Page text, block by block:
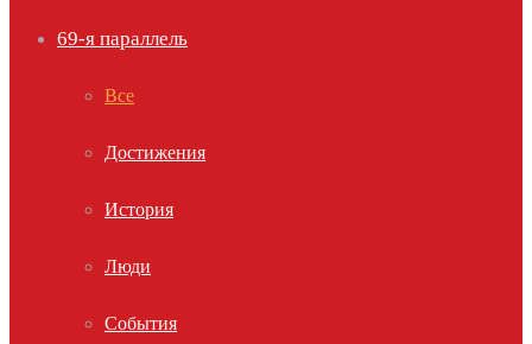
69-я параллель
Все
Достижения
История
Люди
События